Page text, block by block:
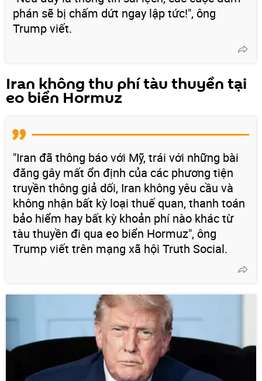
phán sẽ bị chấm dứt ngay lập tức!", ông
Trump viết.
Iran không thu phí tàu thuyền tại
eo biển Hormuz
"Iran đã thông báo với Mỹ, trái với những bài
đăng gây mất ổn định của các phương tiện
truyền thông giả dối, Iran không yêu cầu và
không nhận bất kỳ loại thuế quan, thanh toán
bảo hiểm hay bất kỳ khoản phí nào khác từ
tàu thuyền đi qua eo biển Hormuz", ông
Trump viết trên mạng xã hội Truth Social.